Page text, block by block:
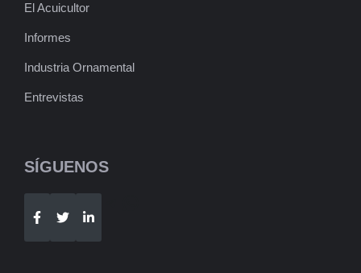
El Acuicultor
Informes
Industria Ornamental
Entrevistas
SÍGUENOS